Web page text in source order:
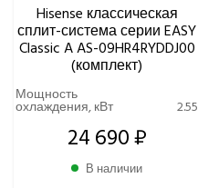
Hisense классическая
сплит-система серии EASY
Classic A AS-09HR4RYDDJ00
(комплект)
Мощность
охлаждения, кВт 2.55
24 690 ₽
В наличии